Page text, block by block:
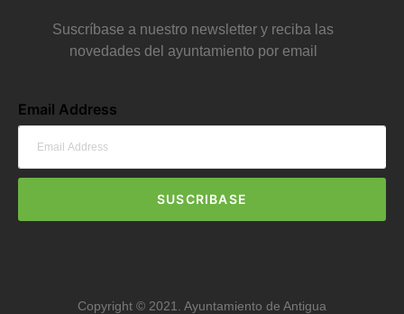
Suscríbase a nuestro newsletter y reciba las
novedades del ayuntamiento por email
Email Address
SUSCRIBASE
Copyright © 2021. Ayuntamiento de Antigua